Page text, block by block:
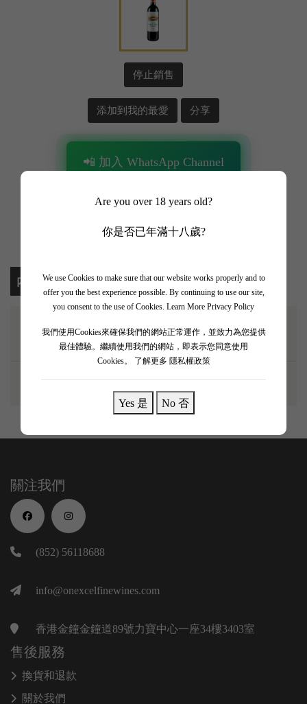
Are you over 18 years old?
你是否已年滿十八歲?
We use Cookies to make sure that our website works properly and to
offer you the best experience possible. By continuing to use our site,
you consent to the use of Cookies. Learn More Privacy Policy
我們使用Cookies來確保我們的網站正常運作，並致力為您提供
最佳體驗。繼續使用我們的網站，即表示您同意使用
Cookies。
了解更多 隱私權政策
Yes 是 No 否
停止銷售
添加到我的最愛 分享
📲 加入 WhatsApp Channel
內容
關注我們
(852) 56118688
info@onexcelfinewines.com
香港金鐘金鐘道89號力寶中心一座34樓3403室
售後服務
換貨和退款
關於我們